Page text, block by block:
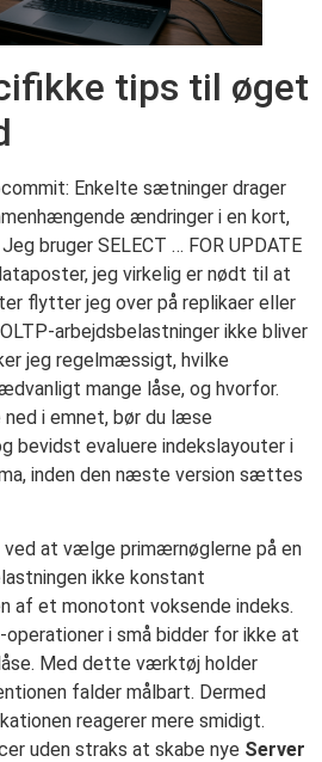
tips til øget
Enkelte sætninger drager
ændringer i en kort,
bruger SELECT … FOR UPDATE
jeg virkelig er nødt til at
flytter jeg over på replikaer eller
arbejdsbelastninger ikke bliver
jeg regelmæssigt, hvilke
mange låse, og hvorfor.
ned i emnet, bør du læse
bevidst evaluere indekslayouter i
inden den næste version sættes
at vælge primærnøglerne på en
ikke konstant
af et monotont voksende indeks.
i små bidder for ikke at
Med dette værktøj holder
falder målbart. Dermed
reagerer mere smidigt.
uden straks at skabe nye Server